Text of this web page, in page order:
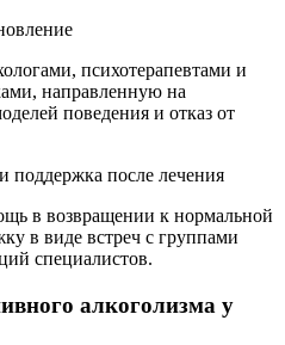
психотерапевтами и
направленную на
поведения и отказ от
поддержка после лечения
в возвращении к нормальной
в виде встреч с группами
специалистов.
алкоголизма у